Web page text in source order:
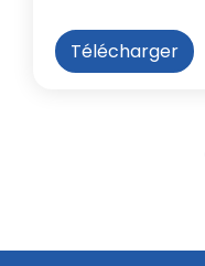
Télécharger